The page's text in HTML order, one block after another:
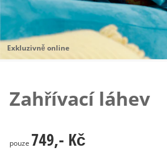
Exkluzivně online
Zahřívací láhev
749,- Kč
pouze 749,- Kč